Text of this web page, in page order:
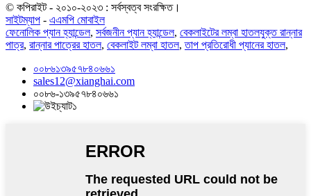
© কপিরাইট - ২০১০-২০২৩ : সর্বস্বত্ব সংরক্ষিত।
সাইটম্যাপ - এএমপি মোবাইল
ফেনোলিক প্যান হ্যান্ডেল, সর্বজনীন প্যান হ্যান্ডেল, বেকলাইটের লম্বা হাতলযুক্ত রান্নার
পাত্র, রান্নার পাত্রের হাতল, বেকলাইট লম্বা হাতল,তাপ প্রতিরোধী প্যানের হাতল,
০০৮৬১৩৯৫৭৮৪০৬৬১
sales12@xianghai.com
০০৮৬-১৩৯৫৭৮৪০৬৬১